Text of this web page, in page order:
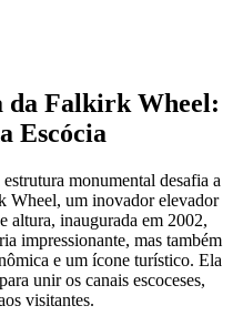
da Falkirk Wheel:
Escócia
monumental desafia a
Wheel, um inovador elevador
altura, inaugurada em 2002,
impressionante, mas também
e um ícone turístico. Ela
unir os canais escoceses,
visitantes.